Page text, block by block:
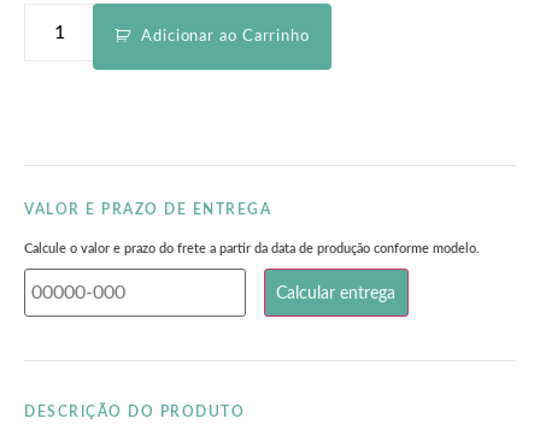
Adicionar ao Carrinho
VALOR E PRAZO DE ENTREGA
Calcule o valor e prazo do frete a partir da data de produção conforme modelo.
DESCRIÇÃO DO PRODUTO